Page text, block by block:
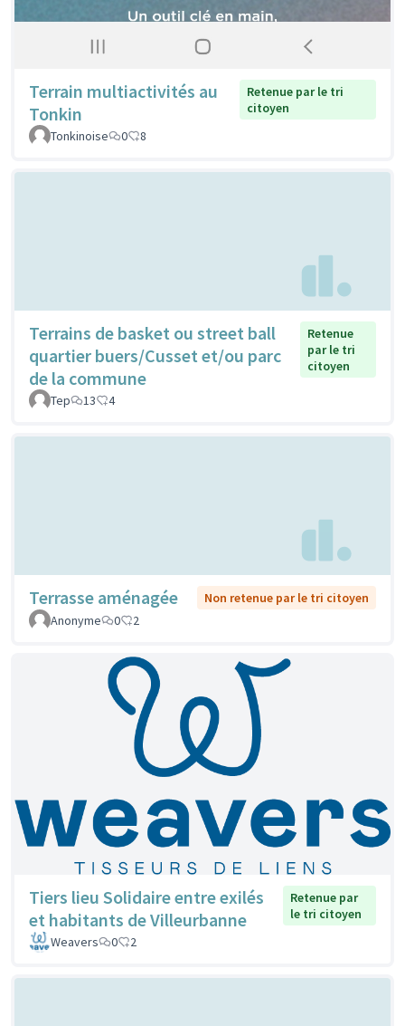
Terrain multiactivités au
Tonkin
Retenue par le tri
citoyen
Tonkinoise
0 8
Terrains de basket ou street ball
quartier buers/Cusset et/ou parc
de la commune
Retenue
par le tri
citoyen
Tep 13 4
Terrasse aménagée
Non retenue par le tri citoyen
Anonyme
0 2
Tiers lieu Solidaire entre exilés
et habitants de Villeurbanne
Retenue par
le tri citoyen
Weavers
0 2